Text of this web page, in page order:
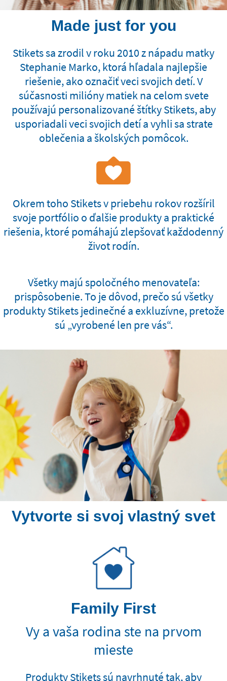
Made just for you
Stikets sa zrodil v roku 2010 z nápadu matky
Stephanie Marko, ktorá hľadala najlepšie
riešenie, ako označiť veci svojich detí. V
súčasnosti milióny matiek na celom svete
používajú personalizované štítky Stikets, aby
usporiadali veci svojich detí a vyhli sa strate
oblečenia a školských pomôcok.
Okrem toho Stikets v priebehu rokov rozšíril
svoje portfólio o ďalšie produkty a praktické
riešenia, ktoré pomáhajú zlepšovať každodenný
život rodín.
Všetky majú spoločného menovateľa:
prispôsobenie. To je dôvod, prečo sú všetky
produkty Stikets jedinečné a exkluzívne, pretože
sú „vyrobené len pre vás“.
Vytvorte si svoj vlastný svet
Family First
Vy a vaša rodina ste na prvom
mieste
Produkty Stikets sú navrhnuté tak, aby